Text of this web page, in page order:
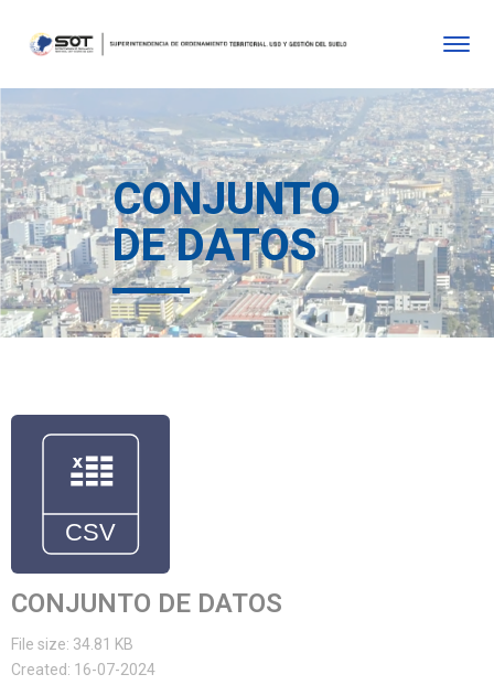
CONJUNTO
DE DATOS
CONJUNTO DE DATOS
File size: 34.81 KB
Created: 16-07-2024